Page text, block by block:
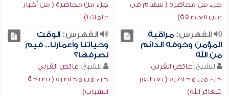
جزء من محاضرة ( سهام في
عين العاصفة)
جزء من محاضرة ( من أخبار
علمائنا)
الفهرس:مراقبة
المؤمن وخوفه الدائم
من الله
للشيخ: عائض القرني
جزء من محاضرة ( تعظيم
شعائر الله)
الفهرس:الوقت
وحياتنا وأعمارنا.. فيمَ
نصرفها؟
للشيخ: عائض القرني
جزء من محاضرة ( نصيحة
للشباب)